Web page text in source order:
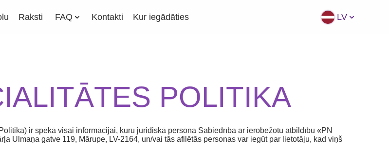
Raksti FAQ Kontakti Kur iegādāties LV
POLITIKA
ir spēkā visai informācijai, kuru juridiskā persona Sabiedrība ar ierobežotu atbildību «PN
Ulmaņa gatve 119, Mārupe, LV-2164, un/vai tās afilētās personas var iegūt par lietotāju, kad viņš